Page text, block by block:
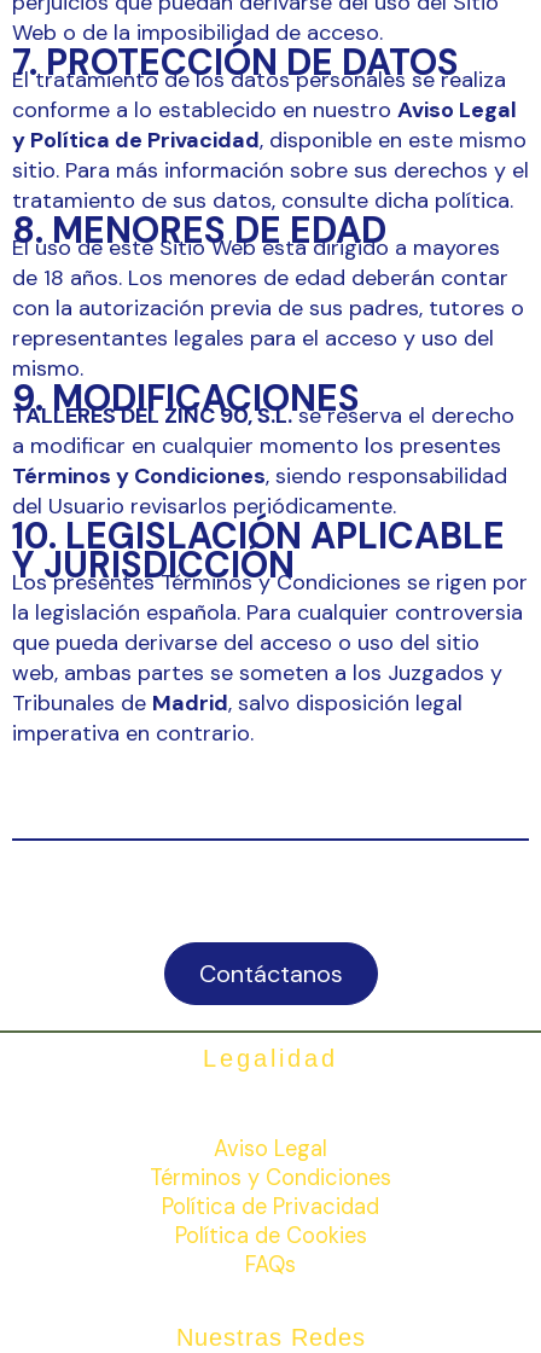
Web o de la imposibilidad de acceso.
7. PROTECCIÓN DE DATOS
El tratamiento de los datos personales se realiza
conforme a lo establecido en nuestro Aviso Legal
y Política de Privacidad, disponible en este mismo
sitio. Para más información sobre sus derechos y el
tratamiento de sus datos, consulte dicha política.
8. MENORES DE EDAD
El uso de este Sitio Web está dirigido a mayores
de 18 años. Los menores de edad deberán contar
con la autorización previa de sus padres, tutores o
representantes legales para el acceso y uso del
mismo.
9. MODIFICACIONES
TALLERES DEL ZINC 90, S.L.se reserva el derecho
a modificar en cualquier momento los presentes
Términos y Condiciones, siendo responsabilidad
del Usuario revisarlos periódicamente.
10. LEGISLACIÓN APLICABLE
Y JURISDICCIÓN
Los presentes Términos y Condiciones se rigen por
la legislación española. Para cualquier controversia
que pueda derivarse del acceso o uso del sitio
web, ambas partes se someten a los Juzgados y
Tribunales de Madrid, salvo disposición legal
imperativa en contrario.
Contáctanos
Legalidad
Aviso Legal
Términos y Condiciones
Política de Privacidad
Política de Cookies
FAQs
Nuestras Redes